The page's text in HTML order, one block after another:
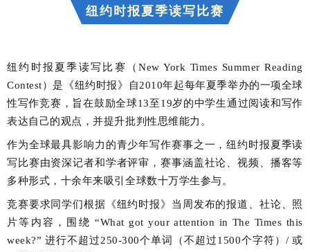
纽约时报夏季读写比赛
纽约时报夏季读写比赛（New York Times Summer Reading
Contest）是《纽约时报》自2010年起每年夏季举办的一项全球
性写作竞赛，旨在鼓励全球13至19岁的中学生通过阅读和写作
表达自己的观点，并提升批判性思维能力。
作为全球最具影响力的青少年写作赛事之一，纽约时报夏季读
写比赛由资深记者和学者评审，赛事涵盖社论、视频、播客等
多种形式，十余年来吸引全球数十万学生参与。
竞赛要求同学们根据《纽约时报》当周发布的报道、社论、照
片等内容，围绕 “What got your attention in The Times this
week?” 进行不超过250-300个单词（不超过1500个字符）/ 或